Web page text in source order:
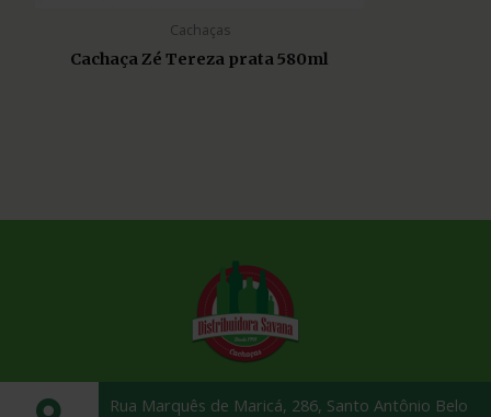
Cachaças
Cachaça Zé Tereza prata 580ml
Rua Marquês de Maricá, 286, Santo Antônio Belo